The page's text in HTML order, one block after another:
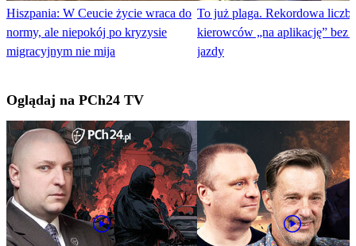
Hiszpania: W Ceucie życie wraca do
normy, ale niepokój po kryzysie
migracyjnym nie mija
To już plaga. Rekordowa liczba
kierowców „na aplikację” bez
jazdy
Oglądaj na PCh24 TV